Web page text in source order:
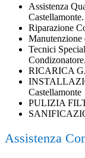
Assistenza
Castellamonte.
Riparazione
Manutenzione
Tecnici
Condizonatore.
RICARICA
Castellamonte
PULIZIA
Assistenza